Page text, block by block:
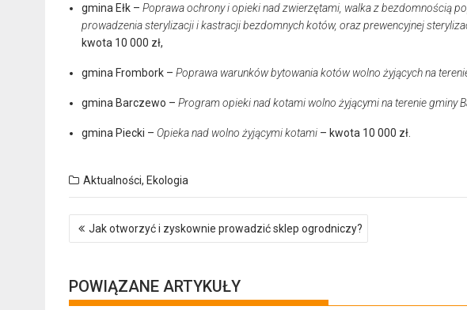
gmina Ełk – Poprawa ochrony i opieki nad zwierzętami, walka z bezdomnością
prowadzenia sterylizacji i kastracji bezdomnych kotów, oraz prewencyjnej
kwota 10 000 zł,
gmina Frombork – Poprawa warunków bytowania kotów wolno żyjących na
gmina Barczewo – Program opieki nad kotami wolno żyjącymi na terenie gminy
gmina Piecki – Opieka nad wolno żyjącymi kotami – kwota 10 000 zł.
Aktualności, Ekologia
Nawigacja
wpisu
Jak otworzyć i zyskownie prowadzić sklep ogrodniczy?
POWIĄZANE ARTYKUŁY